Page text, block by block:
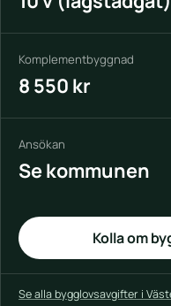
Komplementbyggnad
8 550 kr
Ansökan
Se kommunen
Kolla om
Se alla bygglovsavgifter i